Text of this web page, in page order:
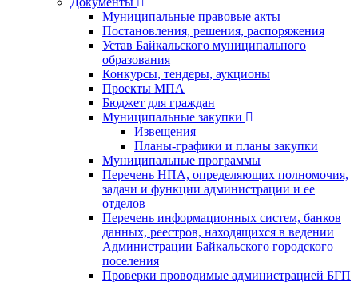
Муниципальные правовые акты
Постановления, решения, распоряжения
Устав Байкальского муниципального
образования
Конкурсы, тендеры, аукционы
Проекты МПА
Бюджет для граждан
Муниципальные закупки
Извещения
Планы-графики и планы закупки
Муниципальные программы
Перечень НПА, определяющих полномочия,
задачи и функции администрации и ее
отделов
Перечень информационных систем, банков
данных, реестров, находящихся в ведении
Администрации Байкальского городского
поселения
Проверки проводимые администрацией БГП